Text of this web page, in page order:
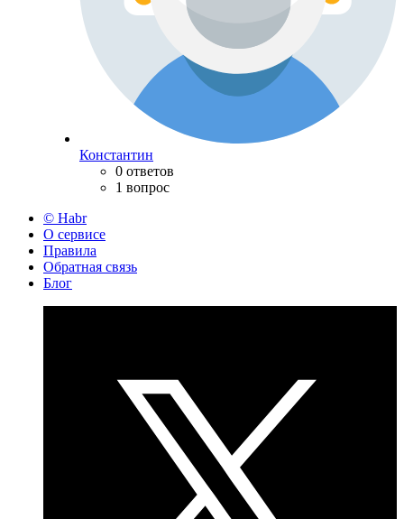
Константин
0 ответов
1 вопрос
© Habr
О сервисе
Правила
Обратная связь
Блог